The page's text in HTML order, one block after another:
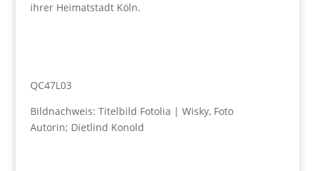
ihrer Heimatstadt Köln.
QC47L03
Bildnachweis: Titelbild Fotolia | Wisky, Foto
Autorin; Dietlind Konold